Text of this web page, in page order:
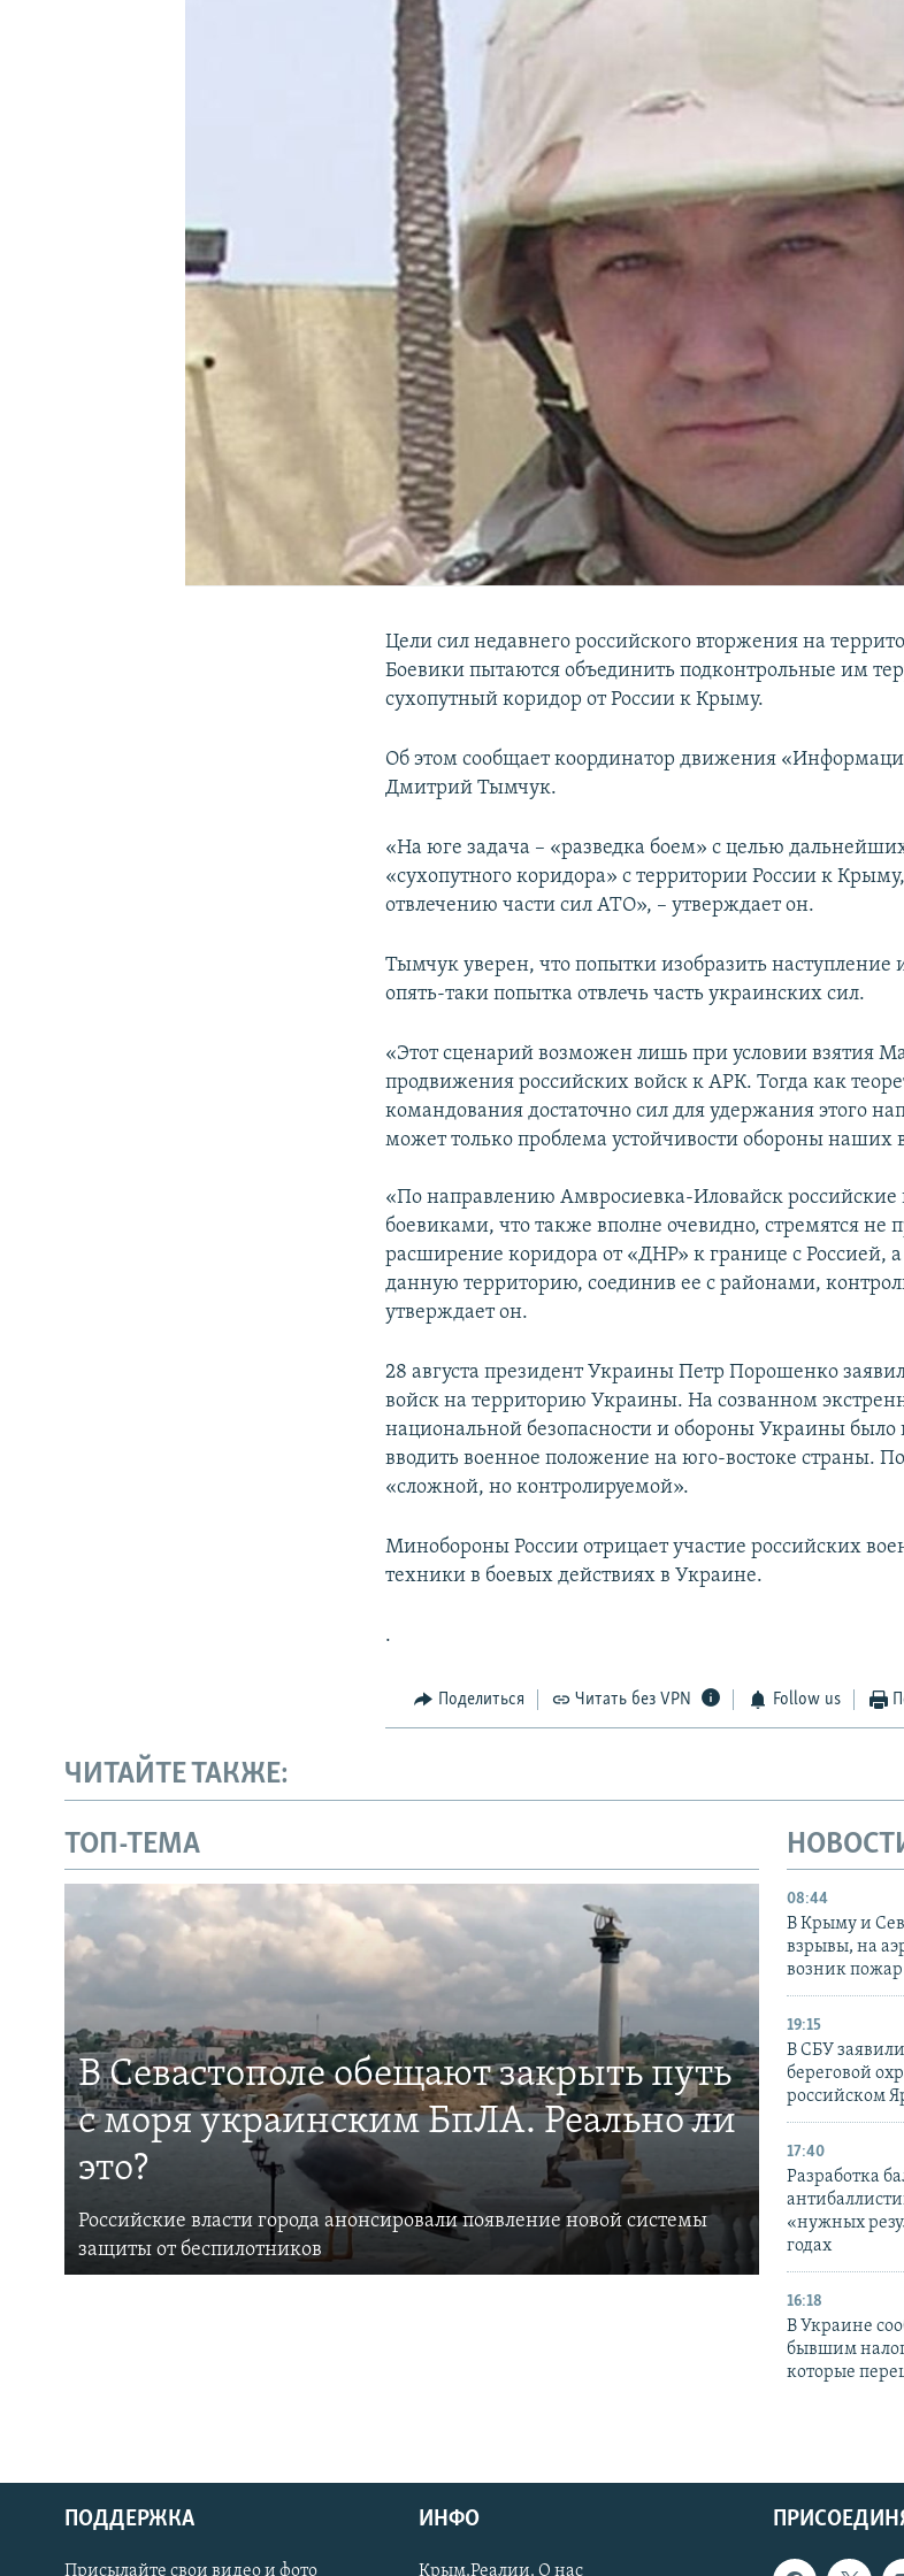
Українською
Цели сил недавнего российского вторжения на
Боевики пытаются объединить подконтрольные им
сухопутный коридор от России к Крыму.
Об этом сообщает координатор движения
Дмитрий Тымчук.
«На юге задача – «разведка боем» с целью
«сухопутного коридора» с территории России к
отвлечению части сил АТО», – утверждает он.
Тымчук уверен, что попытки изобразить наступление
опять-таки попытка отвлечь часть украинских сил.
«Этот сценарий возможен лишь при условии взятия
продвижения российских войск к АРК. Тогда как
командования достаточно сил для удержания этого
может только проблема устойчивости обороны наших
«По направлению Амвросиевка-Иловайск российские
боевиками, что также вполне очевидно, стремятся не
расширение коридора от «ДНР» к границе с Россией, а
данную территорию, соединив ее с районами,
утверждает он.
28 августа президент Украины Петр Порошенко
войск на территорию Украины. На созванном
национальной безопасности и обороны Украины
вводить военное положение на юго-востоке страны.
«сложной, но контролируемой».
Минобороны России отрицает участие российских
техники в боевых действиях в Украине.
.
Поделиться Читать без VPN Follow us
ЧИТАЙТЕ ТАКЖЕ:
ТОП-ТЕМА
В Севастополе обещают закрыть путь
с моря украинским БпЛА. Реально ли
это?
Российские власти города анонсировали появление новой системы
защиты от беспилотников
08:44
В Крыму и
взрывы, на
возник
19:15
В СБУ
береговой
российском
17:40
Разработка
«нужных
годах
16:18
В Украине
бывшим
которые
ПОДДЕРЖКА
Присылайте свои видео и фото
ИНФО
Крым.Реалии. О нас